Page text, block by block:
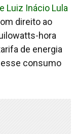
Luiz Inácio Lula
direito ao
hora
de energia
consumo